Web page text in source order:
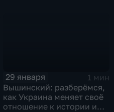
29 января
1 мин
Вышинский: разберёмся,
как Украина меняет своё
отношение к истории и